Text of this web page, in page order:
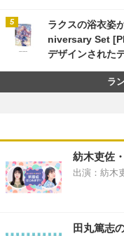
ラクスの浴衣姿
niversary Set
デザインされた
ラ
紡木吏佐
出演：紡木
田丸篤志